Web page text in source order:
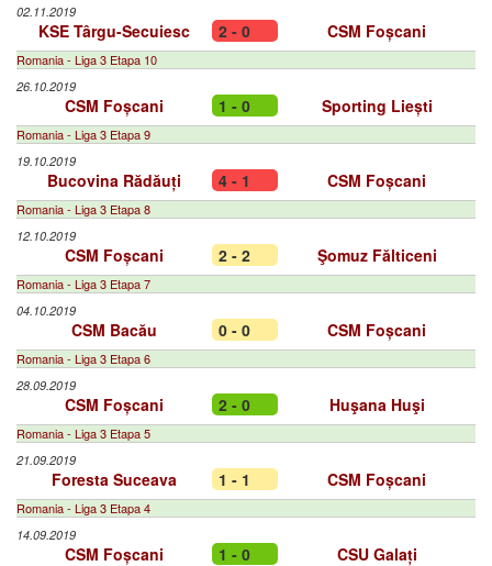
02.11.2019
KSE Târgu-Secuiesc 2 - 0 CSM Foșcani
Romania - Liga 3 Etapa 10
26.10.2019
CSM Foșcani 1 - 0 Sporting Liești
Romania - Liga 3 Etapa 9
19.10.2019
Bucovina Rădăuți 4 - 1 CSM Foșcani
Romania - Liga 3 Etapa 8
12.10.2019
CSM Foșcani 2 - 2 Şomuz Fălticeni
Romania - Liga 3 Etapa 7
04.10.2019
CSM Bacău 0 - 0 CSM Foșcani
Romania - Liga 3 Etapa 6
28.09.2019
CSM Foșcani 2 - 0 Huşana Huşi
Romania - Liga 3 Etapa 5
21.09.2019
Foresta Suceava 1 - 1 CSM Foșcani
Romania - Liga 3 Etapa 4
14.09.2019
CSM Foșcani 1 - 0 CSU Galați